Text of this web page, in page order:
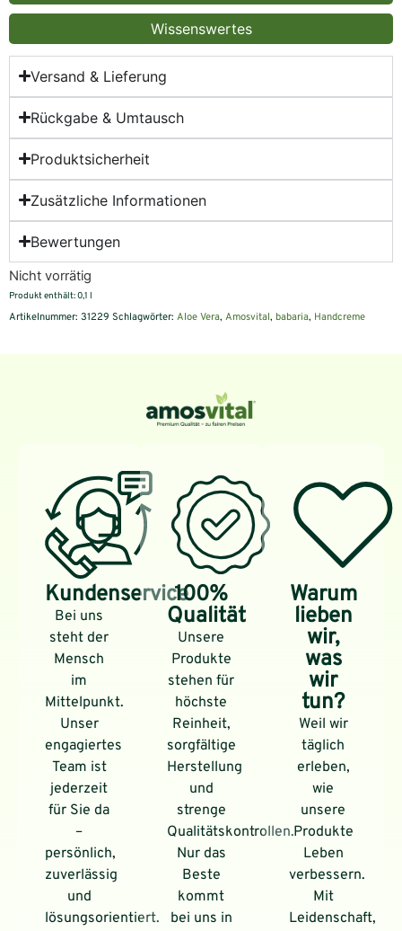
Wissenswertes
Versand & Lieferung
Rückgabe & Umtausch
Produktsicherheit
Zusätzliche Informationen
Bewertungen
Nicht vorrätig
Produkt enthält: 0,1 l
Artikelnummer: 31229 Schlagwörter: Aloe Vera, Amosvital, babaria, Handcreme
Kundenservice
Bei uns
steht der
Mensch
im
Mittelpunkt.
Unser
engagiertes
Team ist
jederzeit
für Sie da
–
persönlich,
zuverlässig
und
lösungsorientiert.
100%
Qualität
Unsere
Produkte
stehen für
höchste
Reinheit,
sorgfältige
Herstellung
und
strenge
Qualitätskontrollen.
Nur das
Beste
kommt
bei uns in
Warum
lieben
wir,
was
wir
tun?
Weil wir
täglich
erleben,
wie
unsere
Produkte
Leben
verbessern.
Mit
Leidenschaft,